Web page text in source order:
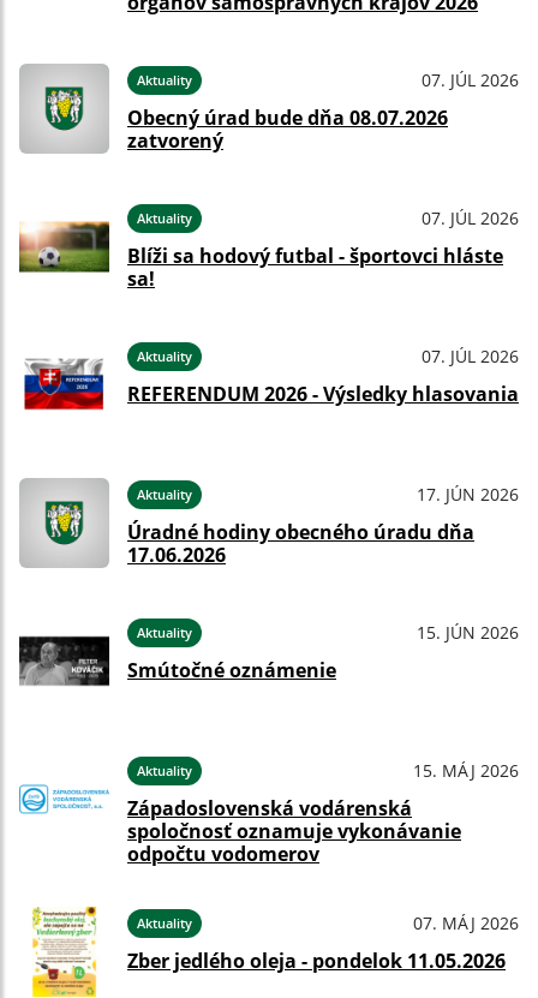
Aktuality 07. JÚL 2026
Obecný úrad bude dňa 08.07.2026
zatvorený
Aktuality 07. JÚL 2026
Blíži sa hodový futbal - športovci hláste
sa!
Aktuality 07. JÚL 2026
REFERENDUM 2026 - Výsledky hlasovania
Aktuality 17. JÚN 2026
Úradné hodiny obecného úradu dňa
17.06.2026
Aktuality 15. JÚN 2026
Smútočné oznámenie
Aktuality 15. MÁJ 2026
Západoslovenská vodárenská
spoločnosť oznamuje vykonávanie
odpočtu vodomerov
Aktuality 07. MÁJ 2026
Zber jedlého oleja - pondelok 11.05.2026